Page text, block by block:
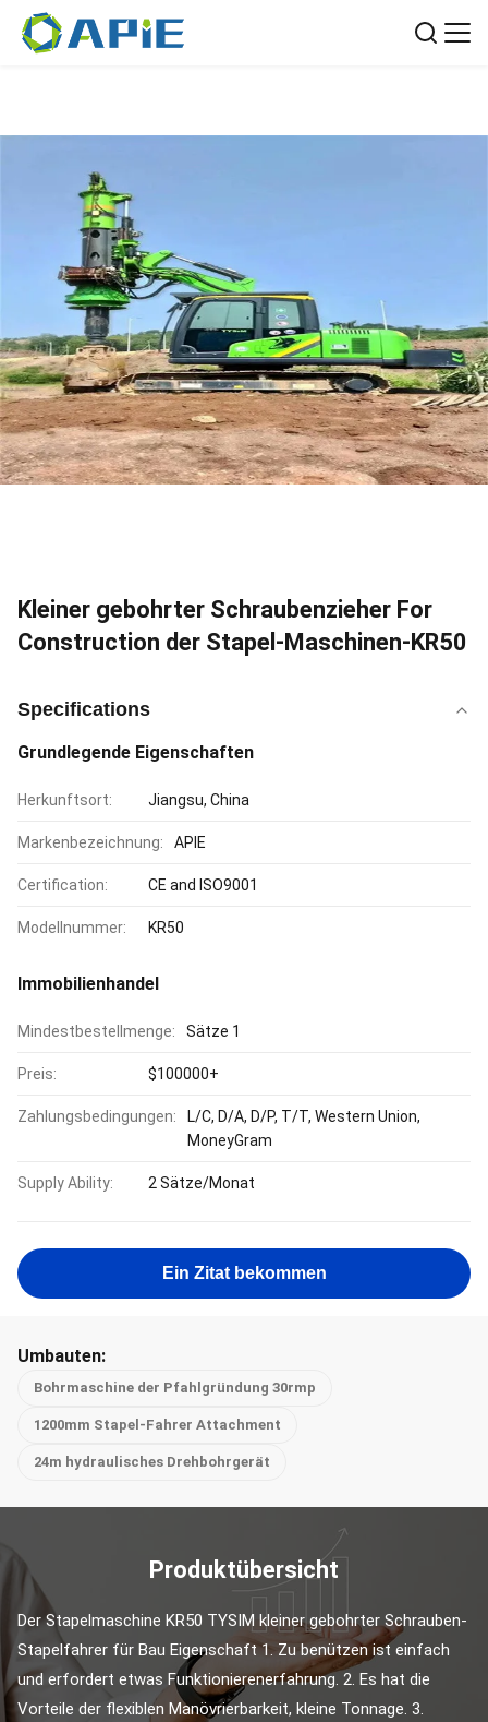
Kleiner gebohrter Schraubenzieher For
Construction der Stapel-Maschinen-KR50
Specifications
Grundlegende Eigenschaften
Herkunftsort: Jiangsu, China
Markenbezeichnung: APIE
Certification: CE and ISO9001
Modellnummer: KR50
Immobilienhandel
Mindestbestellmenge: Sätze 1
Preis: $100000+
Zahlungsbedingungen:
L/C, D/A, D/P, T/T, Western Union,
MoneyGram
Supply Ability: 2 Sätze/Monat
Ein Zitat bekommen
Umbauten:
Bohrmaschine der Pfahlgründung 30rmp
1200mm Stapel-Fahrer Attachment
24m hydraulisches Drehbohrgerät
Produktübersicht
Der Stapelmaschine KR50 TYSIM kleiner gebohrter Schrauben-
Stapelfahrer für Bau Eigenschaft 1. Zu benützen ist einfach
und erfordert etwas Funktionierenerfahrung. 2. Es hat die
Vorteile der flexiblen Manövrierbarkeit, kleine Tonnage. 3.